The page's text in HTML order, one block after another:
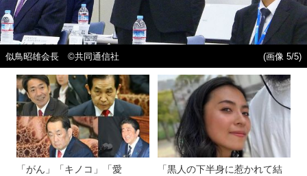
似鳥昭雄会長 ©共同通信社 (画像 5/5)
「がん」「キノコ」「愛
「黒人の下半身に惹かれて結